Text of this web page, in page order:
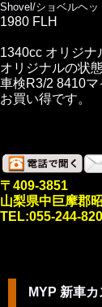
Shovel/ショベルヘッ
1980 FLH
1340cc オリジナ
オリジナルの状
車検R3/2 8410
お買い得です。
〒409-3851
山梨県中巨摩郡
TEL:055-244-
MYP 新車